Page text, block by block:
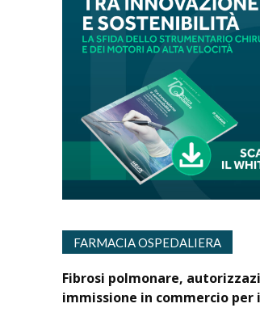
FARMACIA OSPEDALIERA
Fibrosi polmonare,
immissione in commercio